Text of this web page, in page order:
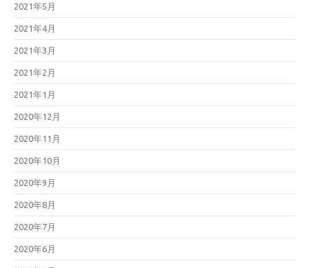
2021年5月
2021年4月
2021年3月
2021年2月
2021年1月
2020年12月
2020年11月
2020年10月
2020年9月
2020年8月
2020年7月
2020年6月